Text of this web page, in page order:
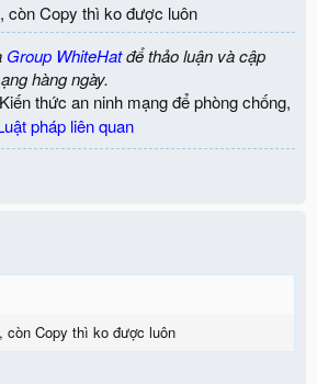
còn Copy thì ko được luôn
Group WhiteHatđể thảo luận và cập
hàng ngày.
Kiến thức an ninh mạng để phòng chống,
pháp liên quan
còn Copy thì ko được luôn